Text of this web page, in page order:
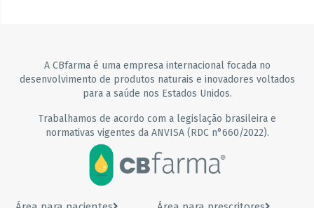
A CBfarma é uma empresa internacional focada no
desenvolvimento de produtos naturais e inovadores voltados
para a saúde nos Estados Unidos.
Trabalhamos de acordo com a legislação brasileira e
normativas vigentes da ANVISA (RDC n°660/2022).